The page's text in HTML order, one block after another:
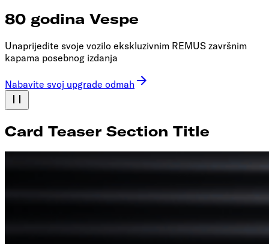
80 godina Vespe
Unaprijedite svoje vozilo ekskluzivnim REMUS završnim
kapama posebnog izdanja
Nabavite svoj upgrade odmah
Card Teaser Section Title